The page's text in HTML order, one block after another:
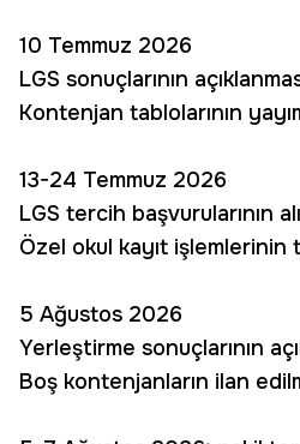
10 Temmuz 2026
LGS sonuçlarının
Kontenjan tablolarının
13-24 Temmuz 2026
LGS tercih başvurularının
Özel okul kayıt işlemlerinin
5 Ağustos 2026
Yerleştirme sonuçlarının
Boş kontenjanların ilan